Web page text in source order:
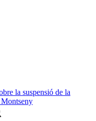
la suspensió de la